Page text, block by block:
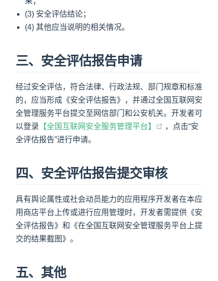
(3) 安全评估结论；
(4) 其他应当说明的相关情况。
三、安全评估报告申请
经过安全评估，符合法律、行政法规、部门规章和标准
的，应当形成《安全评估报告》，并通过全国互联网安
全管理服务平台提交至网信部门和公安机关。开发者可
以登录 【全国互联网安全服务管理平台】 (opens new
，点击“安
全评估报告”进行申请。
四、安全评估报告提交审核
具有舆论属性或社会动员能力的应用程序开发者在本应
用商店平台上传或进行应用管理时，开发者需提供《安
全评估报告》和《在全国互联网安全管理服务平台上提
交的结果截图》。
五、其他